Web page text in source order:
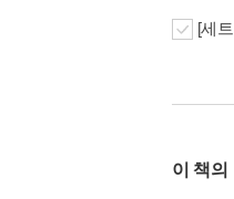
[세
이 책의